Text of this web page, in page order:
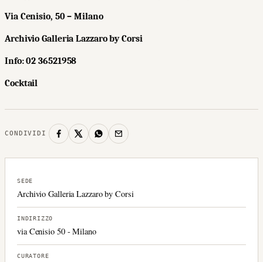
Via Cenisio, 50 – Milano
Archivio Galleria Lazzaro by Corsi
Info: 02 36521958
Cocktail
CONDIVIDI
SEDE
Archivio Galleria Lazzaro by Corsi
INDIRIZZO
via Cenisio 50 - Milano
CURATORE